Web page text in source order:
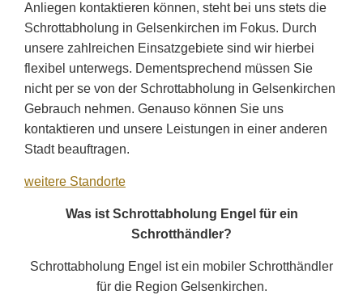
Anliegen kontaktieren können, steht bei uns stets die
Schrottabholung in Gelsenkirchen im Fokus. Durch
unsere zahlreichen Einsatzgebiete sind wir hierbei
flexibel unterwegs. Dementsprechend müssen Sie
nicht per se von der Schrottabholung in Gelsenkirchen
Gebrauch nehmen. Genauso können Sie uns
kontaktieren und unsere Leistungen in einer anderen
Stadt beauftragen.
weitere Standorte
Was ist Schrottabholung Engel für ein
Schrotthändler?
Schrottabholung Engel ist ein mobiler Schrotthändler
für die Region Gelsenkirchen.